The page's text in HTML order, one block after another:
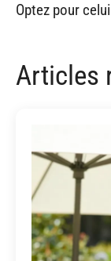
Optez pour
Articles